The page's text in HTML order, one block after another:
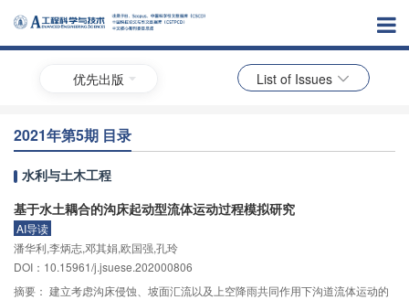
优先出版 List of Issues
2021年第5期 目录
水利与土木工程
基于水土耦合的沟床起动型流体运动过程模拟研究
AI导读
潘华利,李炳志,邓其娟,欧国强,孔玲
DOI：10.15961/j.jsuese.202000806
摘要： 建立考虑沟床侵蚀、坡面汇流以及上空降雨共同作用下沟道流体运动的